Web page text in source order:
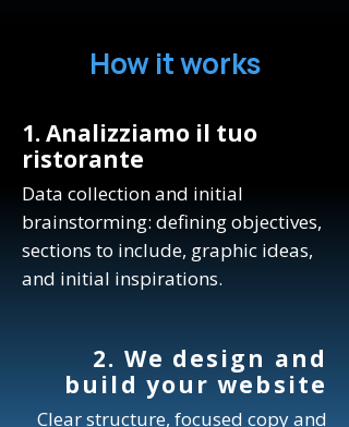
How it works
1. Analizziamo il tuo
ristorante
Data collection and initial
brainstorming: defining objectives,
sections to include, graphic ideas,
and initial inspirations.
2. We design and
build your website
Clear structure, focused copy and